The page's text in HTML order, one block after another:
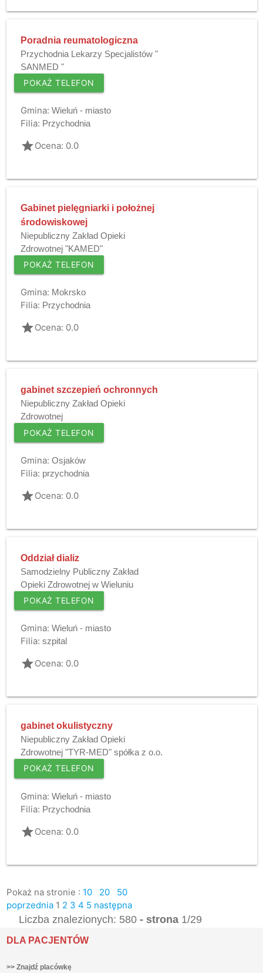
Poradnia reumatologiczna
Przychodnia Lekarzy Specjalistów "
SANMED "
POKAŻ TELEFON
Gmina: Wieluń - miasto
Filia: Przychodnia
gradeOcena: 0.0
Gabinet pielęgniarki i położnej
środowiskowej
Niepubliczny Zakład Opieki
Zdrowotnej "KAMED"
POKAŻ TELEFON
Gmina: Mokrsko
Filia: Przychodnia
gradeOcena: 0.0
gabinet szczepień ochronnych
Niepubliczny Zakład Opieki
Zdrowotnej
POKAŻ TELEFON
Gmina: Osjaków
Filia: przychodnia
gradeOcena: 0.0
Oddział dializ
Samodzielny Publiczny Zakład
Opieki Zdrowotnej w Wieluniu
POKAŻ TELEFON
Gmina: Wieluń - miasto
Filia: szpital
gradeOcena: 0.0
gabinet okulistyczny
Niepubliczny Zakład Opieki
Zdrowotnej "TYR-MED" spółka z o.o.
POKAŻ TELEFON
Gmina: Wieluń - miasto
Filia: Przychodnia
gradeOcena: 0.0
Pokaż na stronie : 10 20
50
poprzednia 1 2 3 4 5 następna
Liczba znalezionych: 580- strona 1/29
DLA PACJENTÓW
>> Znajdź placówkę